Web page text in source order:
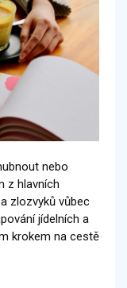
nebo
z hlavních
zlozvyků vůbec
jídelních a
krokem na cestě